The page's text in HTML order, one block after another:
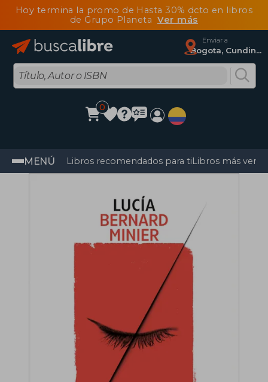
Hoy termina la promo de Hasta 30% dcto en libros
de Grupo Planeta Ver más
Enviar a
Bogota, Cundinamarca
0
MENÚ Libros recomendados para tiLibros más